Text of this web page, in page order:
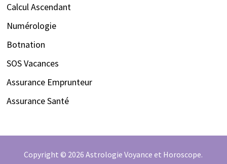
Calcul Ascendant
Numérologie
Botnation
SOS Vacances
Assurance Emprunteur
Assurance Santé
Copyright © 2026Astrologie Voyance et Horoscope.